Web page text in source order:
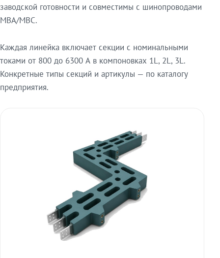
заводской готовности и совместимы с шинопроводами
МВА/МВС.
Каждая линейка включает секции с номинальными
токами от 800 до 6300 А в компоновках 1L, 2L, 3L.
Конкретные типы секций и артикулы — по каталогу
предприятия.